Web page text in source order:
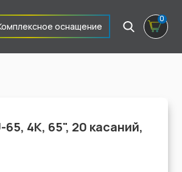
оснащение
0
4К, 65", 20 касаний,